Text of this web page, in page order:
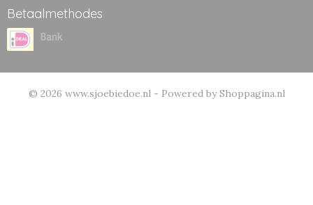
Betaalmethodes
© 2026 www.sjoebiedoe.nl - Powered by Shoppagina.nl